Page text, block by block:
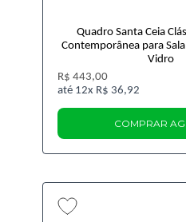
Quadro Santa Ceia
Contemporânea para
Vidro
R$ 443,00
12x R$ 36,92
COMPRAR